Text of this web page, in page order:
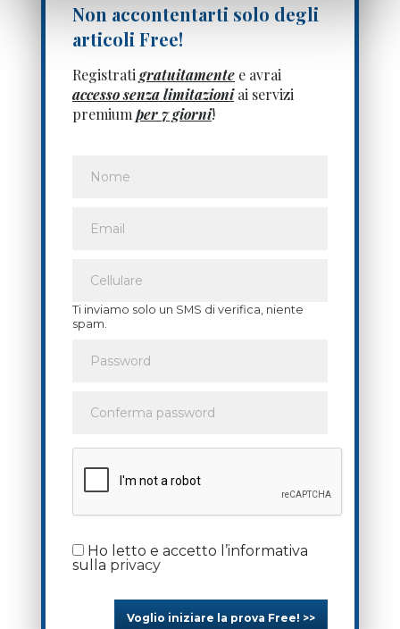
Non accontentarti solo degli
articoli Free!
Registrati gratuitamente e avrai
accesso senza limitazioniai servizi
premium per 7 giorni!
Ti inviamo solo un SMS di verifica, niente
spam.
Ho letto e accetto l’informativa
sulla privacy
Voglio iniziare la prova Free! >>